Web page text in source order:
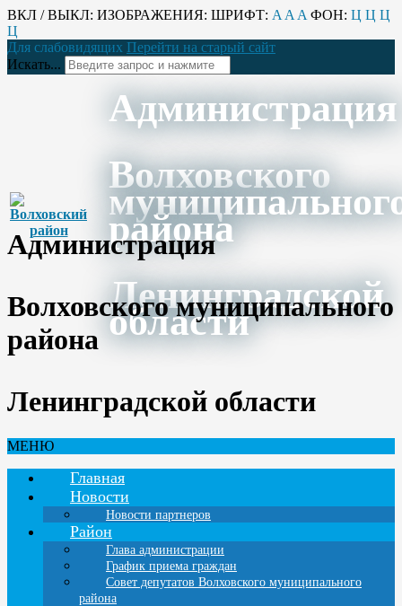
ВКЛ / ВЫКЛ: ИЗОБРАЖЕНИЯ: ШРИФТ: A A A ФОН: Ц Ц Ц
Ц
Для слабовидящих Перейти на старый сайт
Искать...
Администрация
Волховского
района
Ленинградской
области
Администрация
Волховского муниципального
района
Ленинградской области
МЕНЮ
Главная
Новости
Новости партнеров
Район
Глава администрации
График приема граждан
Совет депутатов Волховского муниципального
района